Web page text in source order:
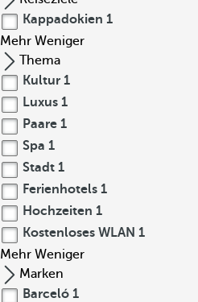
Kappadokien 1
Mehr Weniger
Thema
Kultur 1
Luxus 1
Paare 1
Spa 1
Stadt 1
Ferienhotels 1
Hochzeiten 1
Kostenloses WLAN 1
Mehr Weniger
Marken
Barceló 1